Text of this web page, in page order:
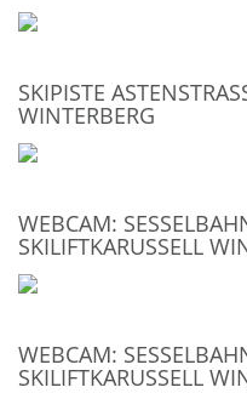
SKIPISTE
INTERBERG
WEBCAM:
KILIFTKARUSSELL
WEBCAM:
SKILIFTKARUSSELL